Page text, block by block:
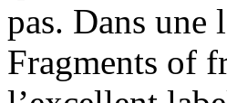
pas. Dans
Fragments of